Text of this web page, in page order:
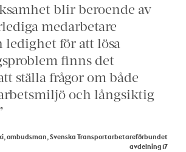
blir beroende av
medarbetare
ledighet för att lösa
finns det
ställa frågor om både
och långsiktig
ombudsman, Svenska Transportarbetareförbundet
avdelning 17